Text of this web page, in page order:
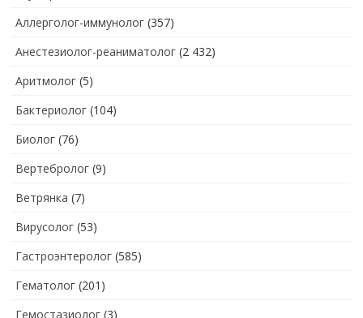
Аллерголог-иммунолог (357)
Анестезиолог-реаниматолог (2 432)
Аритмолог (5)
Бактериолог (104)
Биолог (76)
Вертебролог (9)
Ветрянка (7)
Вирусолог (53)
Гастроэнтеролог (585)
Гематолог (201)
Гемостазиолог (3)